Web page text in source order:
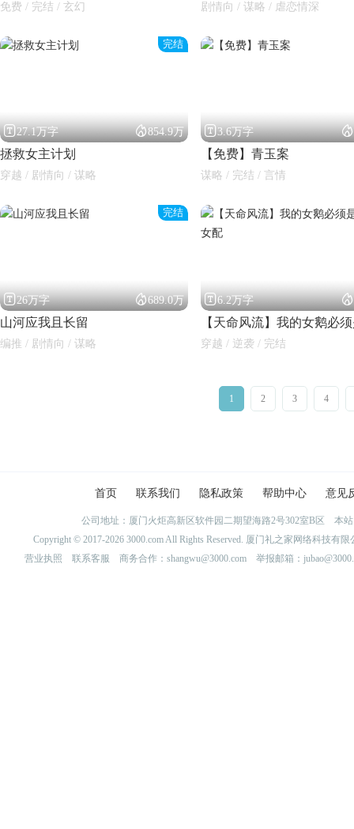
免费 / 完结 / 玄幻 剧情向 / 谋略 / 虐恋情深
完结
27.1万字 854.9万
拯救女主计划
穿越 / 剧情向 / 谋略
3.6万字 
【免费】青玉案
谋略 / 完结 / 言情
完结
26万字 689.0万
山河应我且长留
编推 / 剧情向 / 谋略
6.2万字 
穿越 / 逆袭 / 完结
1 2 3 4
首页 联系我们 隐私政策 帮助中心 意见
公司地址：厦门火炬高新区软件园二期望海路2号302室B区 本
Copyright © 2017-2026 3000.com All Rights Reserved. 厦门礼之家网络科技
营业执照
联系客服 商务合作：shangwu@3000.com 举报邮箱：